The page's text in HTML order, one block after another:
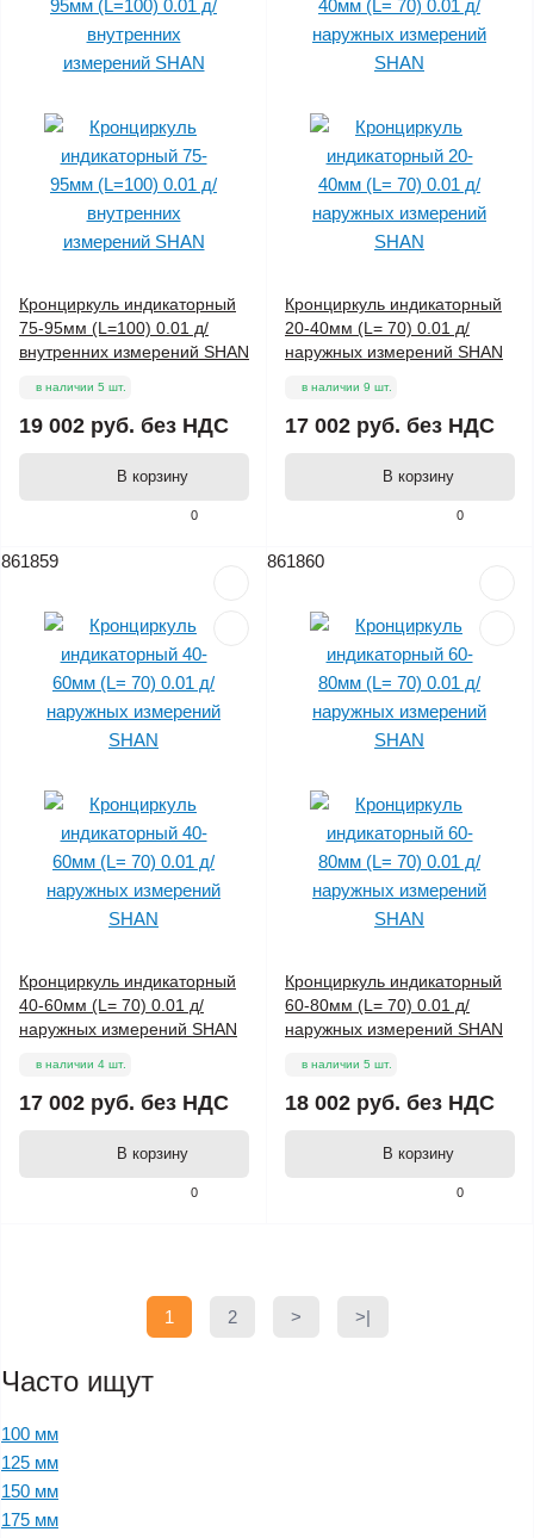
0
Кронциркуль индикаторный
75-95мм (L=100) 0.01 д/
внутренних измерений SHAN
в наличии 5 шт.
19 002 руб. без НДС
В корзину
0
Кронциркуль индикаторный
20-40мм (L= 70) 0.01 д/
наружных измерений SHAN
в наличии 9 шт.
17 002 руб. без НДС
В корзину
861859
0
Кронциркуль индикаторный
40-60мм (L= 70) 0.01 д/
наружных измерений SHAN
в наличии 4 шт.
17 002 руб. без НДС
В корзину
861860
0
Кронциркуль индикаторный
60-80мм (L= 70) 0.01 д/
наружных измерений SHAN
в наличии 5 шт.
18 002 руб. без НДС
В корзину
1 2 > >|
Часто ищут
100 мм
125 мм
150 мм
175 мм